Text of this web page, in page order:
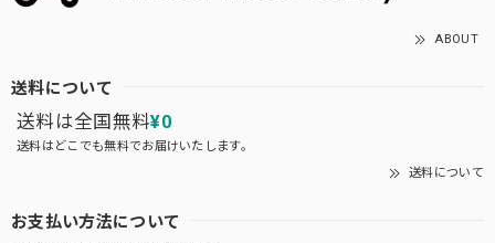
ABOUT
送料について
送料は全国無料¥0
送料はどこでも無料でお届けいたします。
送料について
お支払い方法について